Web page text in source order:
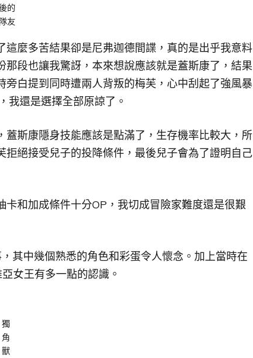
的
隊友
麼多苦結果卻是尼弗迦德間諜，真的是出乎我意料
段也讓我驚訝，本來想說應該就是蓋斯康了，結果
白提到同時遭兩人背叛的梅芙，心中刮起了強風暴
我還是選擇全部原諒了。
斯康隱身技能應該是點滿了，生存機率比較大，所
絕接受兒子的投降條件，最後兒子會為了證明自己
和加成條件十分OP，我切成冒險家難度還是很艱
中幾個熟悉的角色和彩蛋令人懷念。加上當時在
女王有多一點的認識。
獨
角
獸